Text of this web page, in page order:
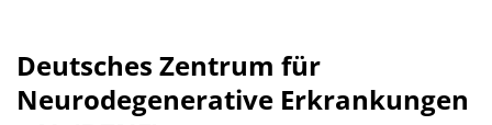
Deutsches Zentrum für
Neurodegenerative Erkrankungen